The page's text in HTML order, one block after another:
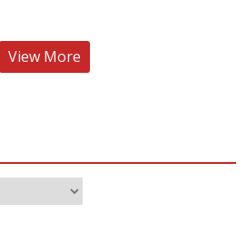
View More